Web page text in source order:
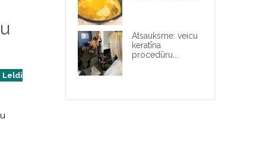
Leldi
Atsauksme: veicu
keratīna
procedūru...